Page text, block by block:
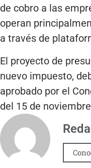
de cobro a las
operan
a través de
El proyecto de
nuevo impuesto,
aprobado por el
del 15 de